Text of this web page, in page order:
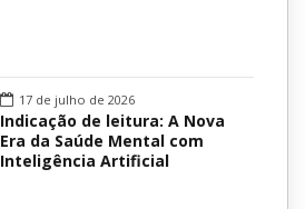
17 de julho de 2026
Indicação de leitura: A Nova
Era da Saúde Mental com
Inteligência Artificial